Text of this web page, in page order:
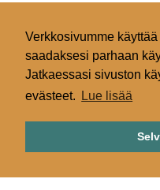
Verkkosivumme
saadaksesi parhaan
Jatkaessasi sivuston
evästeet.
Lue lisää